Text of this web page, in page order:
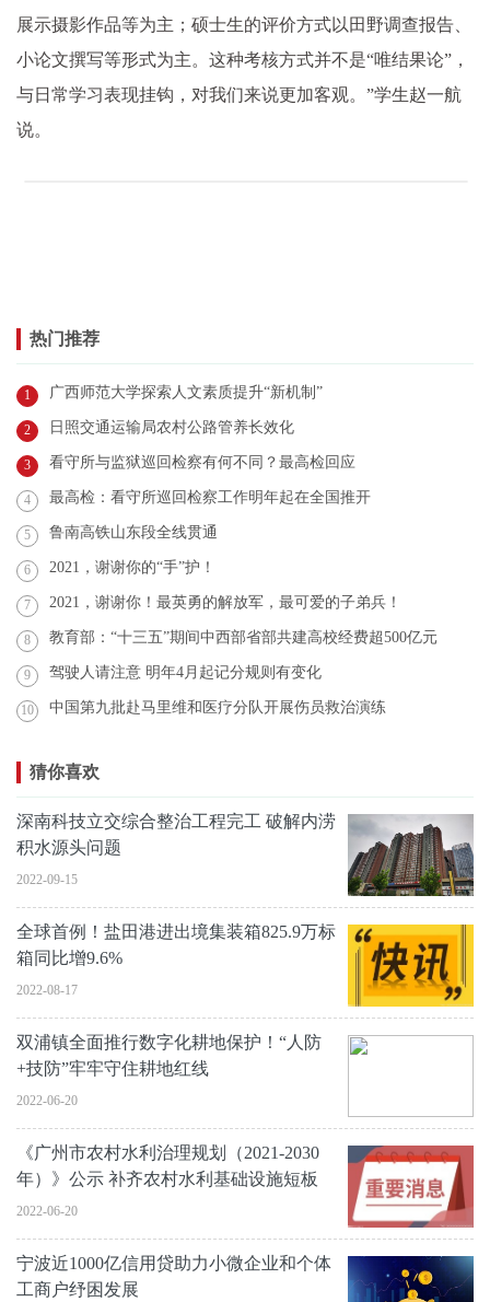
展示摄影作品等为主；硕士生的评价方式以田野调查报告、
小论文撰写等形式为主。这种考核方式并不是“唯结果论”，
与日常学习表现挂钩，对我们来说更加客观。”学生赵一航
说。
热门推荐
1 广西师范大学探索人文素质提升“新机制”
2 日照交通运输局农村公路管养长效化
3 看守所与监狱巡回检察有何不同？最高检回应
4 最高检：看守所巡回检察工作明年起在全国推开
5 鲁南高铁山东段全线贯通
6 2021，谢谢你的“手”护！
7 2021，谢谢你！最英勇的解放军，最可爱的子弟兵！
8 教育部：“十三五”期间中西部省部共建高校经费超500亿元
9 驾驶人请注意 明年4月起记分规则有变化
10 中国第九批赴马里维和医疗分队开展伤员救治演练
猜你喜欢
深南科技立交综合整治工程完工 破解内涝
积水源头问题
2022-09-15
全球首例！盐田港进出境集装箱825.9万标
箱同比增9.6%
2022-08-17
双浦镇全面推行数字化耕地保护！“人防
+技防”牢牢守住耕地红线
2022-06-20
《广州市农村水利治理规划（2021-2030
年）》公示 补齐农村水利基础设施短板
2022-06-20
宁波近1000亿信用贷助力小微企业和个体
工商户纾困发展